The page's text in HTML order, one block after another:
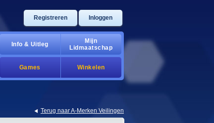
Registreren Inloggen
Info & Uitleg
Mijn
Lidmaatschap
Games Winkelen
Terug naar A-Merken Veilingen